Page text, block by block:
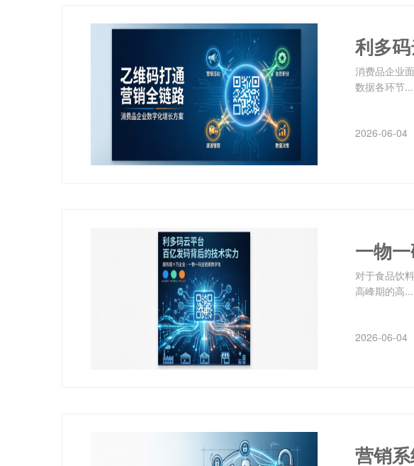
利多
消费品企业
数据各环节...
2026-06-04
对于食品饮
高峰期的高...
2026-06-04
营销